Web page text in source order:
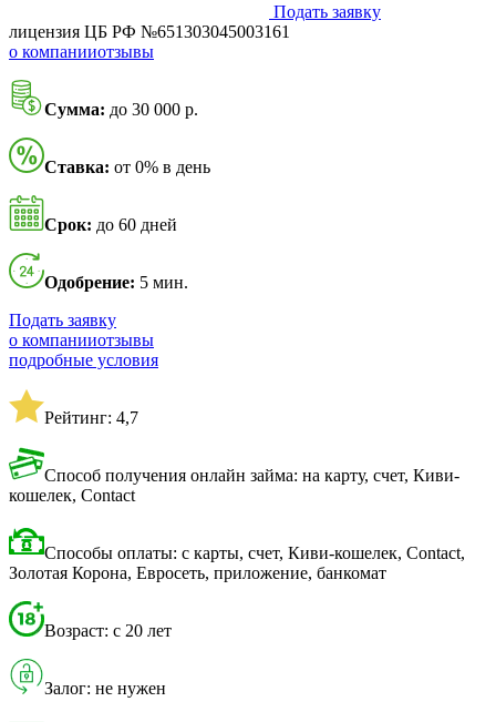
Подать заявку
лицензия ЦБ РФ №651303045003161
о компанииотзывы
Сумма: до 30 000 р.
Ставка: от 0% в день
Срок: до 60 дней
Одобрение: 5 мин.
Подать заявку
о компанииотзывы
подробные условия
Рейтинг: 4,7
Способ получения онлайн займа: на карту, счет, Киви-
кошелек, Contact
Способы оплаты: с карты, счет, Киви-кошелек, Contact,
Золотая Корона, Евросеть, приложение, банкомат
Возраст: с 20 лет
Залог: не нужен